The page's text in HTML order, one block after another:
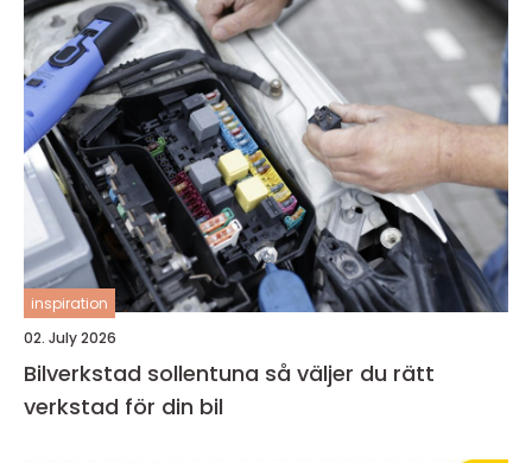
inspiration
02. July 2026
Bilverkstad sollentuna så väljer du rätt
verkstad för din bil